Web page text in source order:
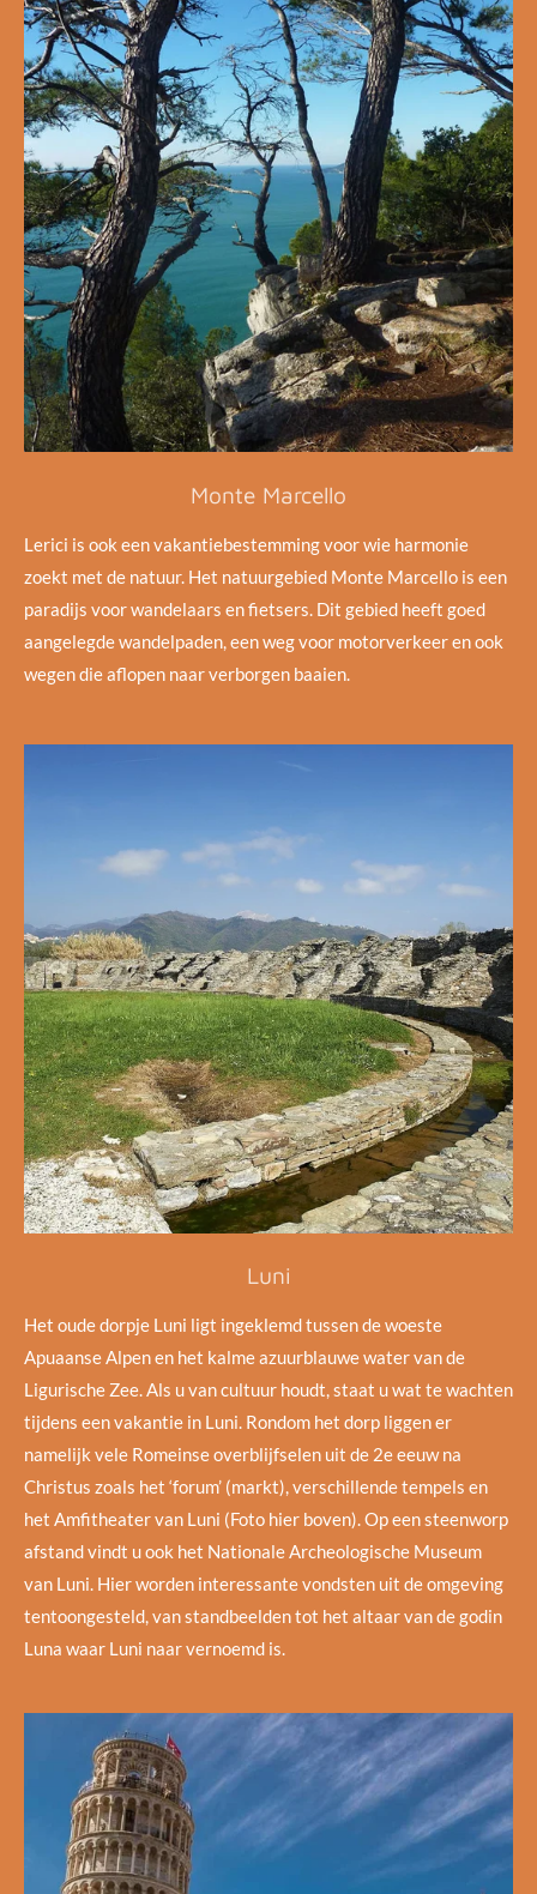
Monte Marcello
Lerici is ook een vakantiebestemming voor wie harmonie
zoekt met de natuur. Het natuurgebied Monte Marcello is een
paradijs voor wandelaars en fietsers. Dit gebied heeft goed
aangelegde wandelpaden, een weg voor motorverkeer en ook
wegen die aflopen naar verborgen baaien.
Luni
Het oude dorpje Luni ligt ingeklemd tussen de woeste
Apuaanse Alpen en het kalme azuurblauwe water van de
Ligurische Zee. Als u van cultuur houdt, staat u wat te wachten
tijdens een vakantie in Luni. Rondom het dorp liggen er
namelijk vele Romeinse overblijfselen uit de 2e eeuw na
Christus zoals het ‘forum’ (markt), verschillende tempels en
het Amfitheater van Luni (Foto hier boven). Op een steenworp
afstand vindt u ook het Nationale Archeologische Museum
van Luni. Hier worden interessante vondsten uit de omgeving
tentoongesteld, van standbeelden tot het altaar van de godin
Luna waar Luni naar vernoemd is.